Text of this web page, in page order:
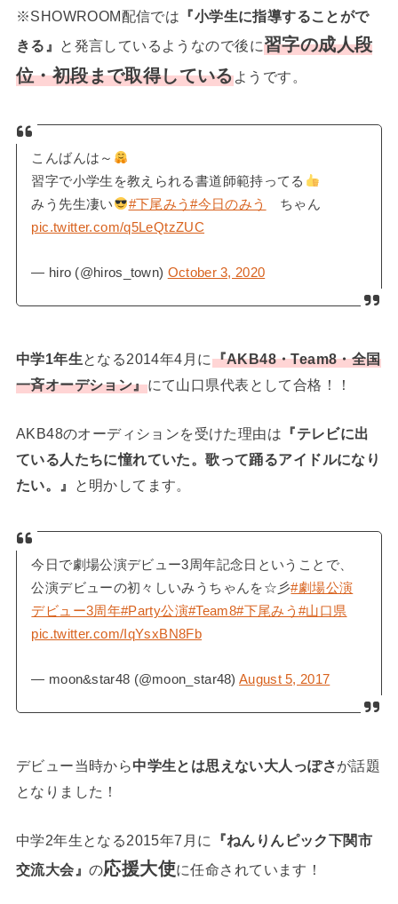
※SHOWROOM配信では 『小学生に指導することがで
きる』
と発言しているようなので後に習字の成人段
位・初段まで取得しているようです。
こんばんは～
習字で小学生を教えられる書道師範持ってる
みう先生凄い
#下尾みう#今日のみう
ちゃん
pic.twitter.com/q5LeQtzZUC
— hiro (@hiros_town) October 3, 2020
中学1年生となる2014年4月に『AKB48・Team8・全国
一斉オーデション』にて山口県代表として合格！！
AKB48のオーディションを受けた理由は 『テレビに出
ている人たちに憧れていた。歌って踊るアイドルになり
たい。』
と明かしてます。
今日で劇場公演デビュー3周年記念日ということで、
公演デビューの初々しいみうちゃんを☆彡#劇場公演
デビュー3周年#Party公演#Team8#下尾みう#山口県
pic.twitter.com/IqYsxBN8Fb
— moon&star48 (@moon_star48)August 5, 2017
デビュー当時から中学生とは思えない大人っぽさが話題
となりました！
中学2年生となる2015年7月に
『ねんりんピック下関市
交流大会』 の応援大使に任命されています！